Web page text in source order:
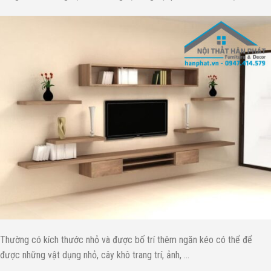
Thường có kích thước nhỏ và được bố trí thêm ngăn kéo có thể để
được những vật dụng nhỏ, cây khô trang trí, ảnh, …